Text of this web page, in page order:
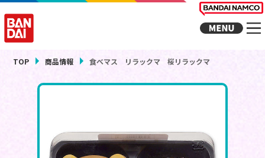
TOP 商品情報 食べマス リラックマ 桜リラックマ